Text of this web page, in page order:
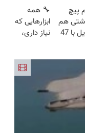
پر
! |
فقط ۲۵
ساخت!!!
پیچ
هم
دریل با 47
🔧 همه
ابزارهایی که
نیاز داری،
تخفیف به
محدود